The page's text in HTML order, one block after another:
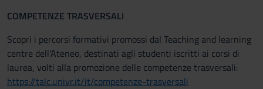
COMPETENZE TRASVERSALI
Scopri i percorsi formativi promossi dal Teaching and learning
centre dell'Ateneo, destinati agli studenti iscritti ai corsi di
laurea, volti alla promozione delle competenze trasversali:
https://talc.univr.it/it/competenze-trasversali